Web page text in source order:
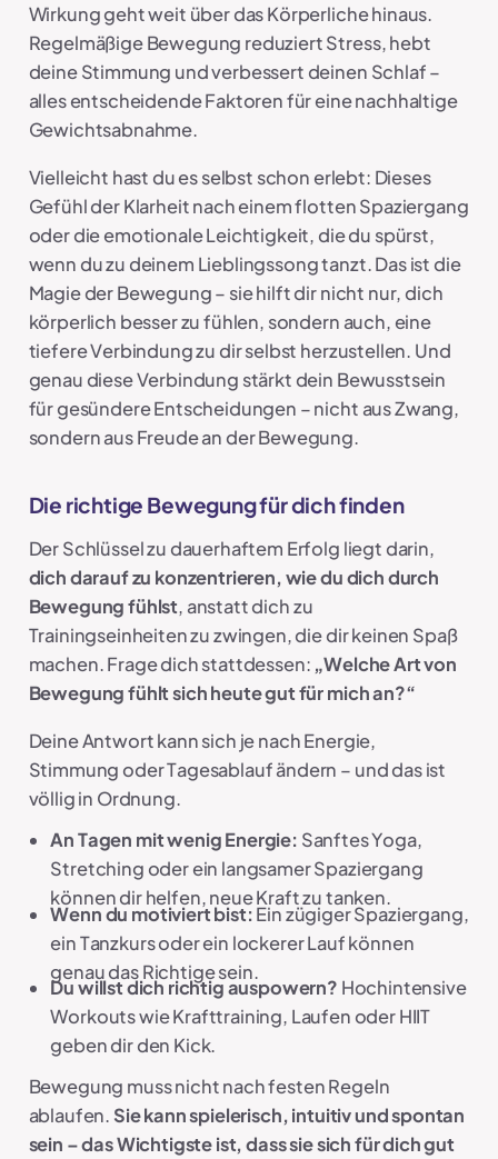
Wirkung geht weit über das Körperliche hinaus.
Regelmäßige Bewegung reduziert Stress, hebt
deine Stimmung und verbessert deinen Schlaf –
alles entscheidende Faktoren für eine nachhaltige
Gewichtsabnahme.
Vielleicht hast du es selbst schon erlebt: Dieses
Gefühl der Klarheit nach einem flotten Spaziergang
oder die emotionale Leichtigkeit, die du spürst,
wenn du zu deinem Lieblingssong tanzt. Das ist die
Magie der Bewegung – sie hilft dir nicht nur, dich
körperlich besser zu fühlen, sondern auch, eine
tiefere Verbindung zu dir selbst herzustellen. Und
genau diese Verbindung stärkt dein Bewusstsein
für gesündere Entscheidungen – nicht aus Zwang,
sondern aus Freude an der Bewegung.
Die richtige Bewegung für dich finden
Der Schlüssel zu dauerhaftem Erfolg liegt darin,
dich darauf zu konzentrieren, wie du dich durch
Bewegung fühlst, anstatt dich zu
Trainingseinheiten zu zwingen, die dir keinen Spaß
machen. Frage dich stattdessen: „Welche Art von
Bewegung fühlt sich heute gut für mich an?“
Deine Antwort kann sich je nach Energie,
Stimmung oder Tagesablauf ändern – und das ist
völlig in Ordnung.
An Tagen mit wenig Energie: Sanftes Yoga,
Stretching oder ein langsamer Spaziergang
können dir helfen, neue Kraft zu tanken.
Wenn du motiviert bist:Ein zügiger Spaziergang,
ein Tanzkurs oder ein lockerer Lauf können
genau das Richtige sein.
Du willst dich richtig auspowern? Hochintensive
Workouts wie Krafttraining, Laufen oder HIIT
geben dir den Kick.
Bewegung muss nicht nach festen Regeln
ablaufen. Sie kann spielerisch, intuitiv und spontan
sein – das Wichtigste ist, dass sie sich für dich gut